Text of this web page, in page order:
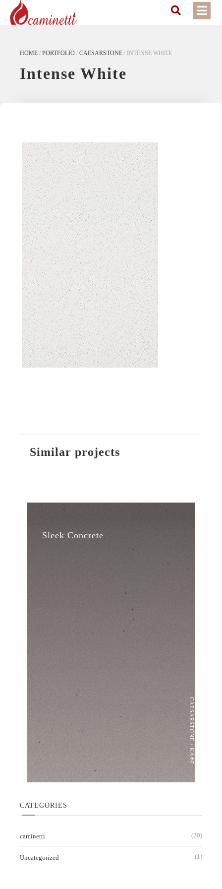
HOME / PORTFOLIO / CAESARSTONE / INTENSE WHITE
Intense White
Similar projects
Sleek Concrete
CAESARSTONE / ΚΑΦΕ
CATEGORIES
caminetti (20)
Uncategorized (1)